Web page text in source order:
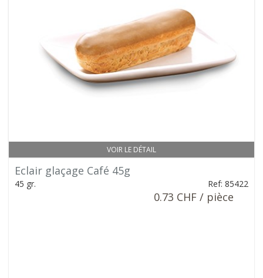
VOIR LE DÉTAIL
Eclair glaçage Café 45g
45 gr. Ref: 85422
0.73 CHF / pièce